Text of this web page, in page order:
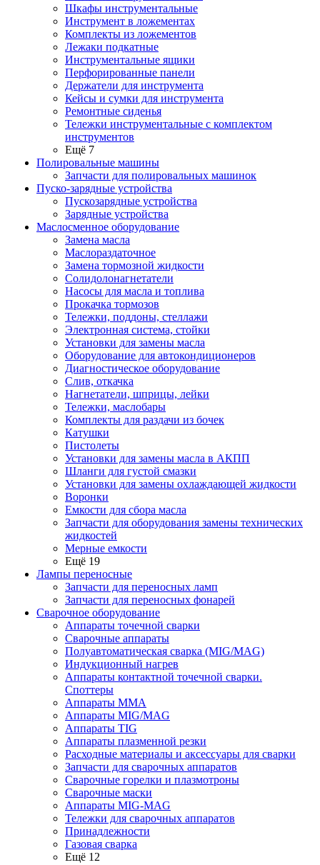
Шкафы инструментальные
Инструмент в ложементах
Комплекты из ложементов
Лежаки подкатные
Инструментальные ящики
Перфорированные панели
Держатели для инструмента
Кейсы и сумки для инструмента
Ремонтные сиденья
Тележки инструментальные с комплектом
инструментов
Ещё 7
Полировальные машины
Запчасти для полировальных машинок
Пуско-зарядные устройства
Пускозарядные устройства
Зарядные устройства
Маслосменное оборудование
Замена масла
Маслораздаточное
Замена тормозной жидкости
Солидолонагнетатели
Насосы для масла и топлива
Прокачка тормозов
Тележки, поддоны, стеллажи
Электронная система, стойки
Установки для замены масла
Оборудование для автокондиционеров
Диагностическое оборудование
Слив, откачка
Нагнетатели, шприцы, лейки
Тележки, маслобары
Комплекты для раздачи из бочек
Катушки
Пистолеты
Установки для замены масла в АКПП
Шланги для густой смазки
Установки для замены охлаждающей жидкости
Воронки
Емкости для сбора масла
Запчасти для оборудования замены технических
жидкостей
Мерные емкости
Ещё 19
Лампы переносные
Запчасти для переносных ламп
Запчасти для переносных фонарей
Сварочное оборудование
Аппараты точечной сварки
Сварочные аппараты
Полуавтоматическая сварка (MIG/MAG)
Индукционный нагрев
Аппараты контактной точечной сварки.
Споттеры
Аппараты MMA
Аппараты MIG/MAG
Аппараты TIG
Аппараты плазменной резки
Расходные материалы и аксессуары для сварки
Запчасти для сварочных аппаратов
Сварочные горелки и плазмотроны
Сварочные маски
Аппараты MIG-MAG
Тележки для сварочных аппаратов
Принадлежности
Газовая сварка
Ещё 12